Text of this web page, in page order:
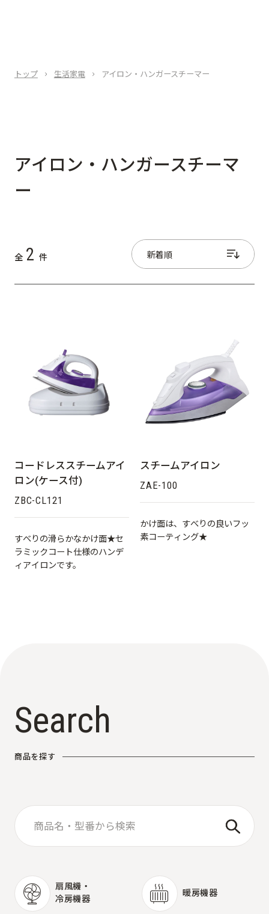
トップ 生活家電 アイロン・ハンガースチーマー
アイロン・ハンガースチーマ
ー
全 2 件
コードレススチームアイ
ロン(ケース付)
ZBC-CL121
すべりの滑らかなかけ面★セ
ラミックコート仕様のハンデ
ィアイロンです。
スチームアイロン
ZAE-100
かけ面は、すべりの良いフッ
素コーティング★
Search
商品を探す
扇風機・
冷房機器
暖房機器